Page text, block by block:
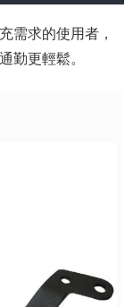
需求的使用者，
勤更輕鬆。